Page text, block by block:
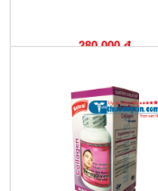
Kháng
Nhiễm
khuẩn
Tai,
Mũi,
Họng,
280,000 đ